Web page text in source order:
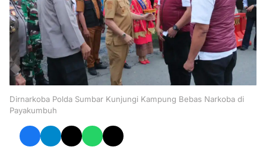
Dirnarkoba Polda Sumbar Kunjungi Kampung Bebas Narkoba di
Payakumbuh